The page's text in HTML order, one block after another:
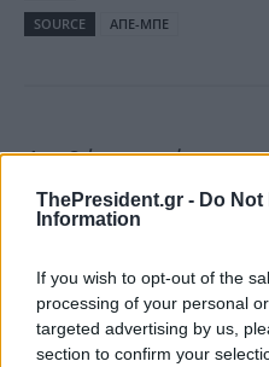
ThePresident.gr - Do Not
Information
If you wish to opt-out of the
processing of your personal
targeted advertising by us,
section to confirm your
SOURCE
ΑΠΕ-ΜΠΕ
Διαβάστε επίσης